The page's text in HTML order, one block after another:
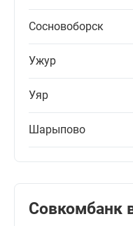
Сосновоборск
Ужур
Уяр
Шарыпово
Совкомбанк